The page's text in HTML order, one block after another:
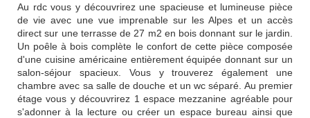
Au rdc vous y découvrirez une spacieuse et lumineuse pièce
de vie avec une vue imprenable sur les Alpes et un accès
direct sur une terrasse de 27 m2 en bois donnant sur le jardin.
Un poêle à bois complète le confort de cette pièce composée
d'une cuisine américaine entièrement équipée donnant sur un
salon-séjour spacieux. Vous y trouverez également une
chambre avec sa salle de douche et un wc séparé. Au premier
étage vous y découvrirez 1 espace mezzanine agréable pour
s'adonner à la lecture ou créer un espace bureau ainsi que